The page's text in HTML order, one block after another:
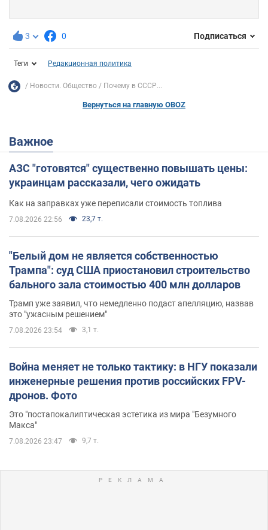
3 0 Подписаться
Теги Редакционная политика
Новости. Общество Почему в СССР...
Вернуться на главную OBOZ
Важное
АЗС "готовятся" существенно повышать цены:
украинцам рассказали, чего ожидать
Как на заправках уже переписали стоимость топлива
7.08.2026 22:56 23,7 т.
"Белый дом не является собственностью
Трампа": суд США приостановил строительство
бального зала стоимостью 400 млн долларов
Трамп уже заявил, что немедленно подаст апелляцию, назвав
это "ужасным решением"
7.08.2026 23:54 3,1 т.
Война меняет не только тактику: в НГУ показали
инженерные решения против российских FPV-
дронов. Фото
Это "постапокалиптическая эстетика из мира "Безумного
Макса"
7.08.2026 23:47 9,7 т.